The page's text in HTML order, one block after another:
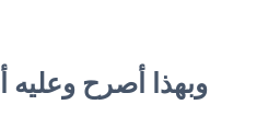
وبهذا أصرح